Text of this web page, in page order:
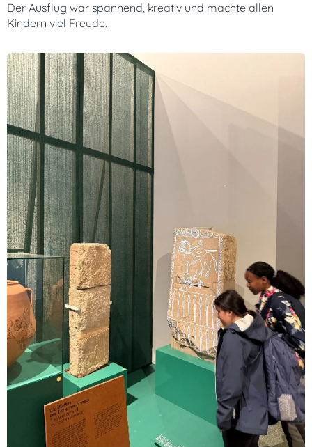
Der Ausflug war spannend, kreativ und machte allen
Kindern viel Freude.